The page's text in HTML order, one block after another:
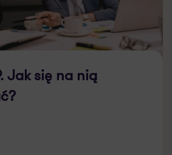
Jak się na nią